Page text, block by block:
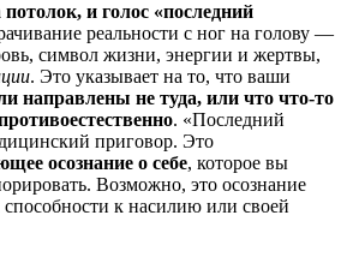
и голос «последний
реальности с ног на голову —
символ жизни, энергии и жертвы,
. Это указывает на то, что ваши
направлены не туда, или что что-то
. «Последний
приговор. Это
осознание о себе, которое вы
Возможно, это осознание
способности к насилию или своей